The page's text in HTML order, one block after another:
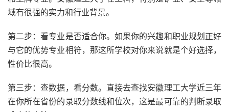
域有很强的实力和行业背景。
第二步：看专业是否适合你。如果你的兴趣和职业规划正好
与它的优势专业相符，那这所学校对你来说就是个好选择，
性价比很高。
第三步：查数据，看分数。直接去查找安徽理工大学近三年
在你所在省份的录取分数线和位次，这是最可靠的判断录取